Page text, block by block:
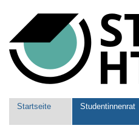
Werkzeuge
Sektionen
Startseite Studentinnenrat